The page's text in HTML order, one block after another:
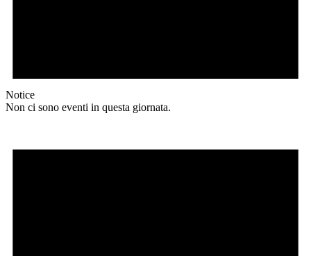
Notice
Non ci sono eventi in questa giornata.